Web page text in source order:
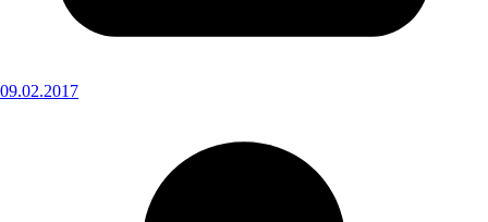
09.02.2017